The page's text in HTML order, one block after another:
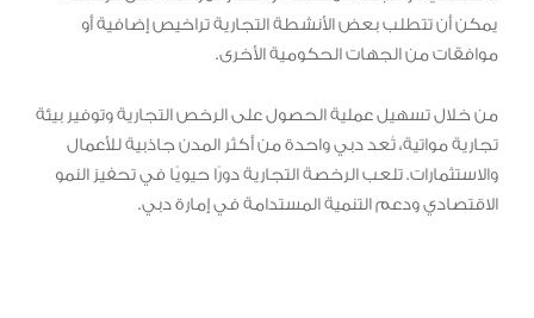
يمكن أن تتطلب بعض الأنشطة التجارية تراخيص إضافية أو
موافقات من الجهات الحكومية الأخرى.
من خلال تسهيل عملية الحصول على الرخص التجارية وتوفير بيئة
تجارية مواتية، تُعد دبي واحدة من أكثر المدن جاذبية للأعمال
والاستثمارات. تلعب الرخصة التجارية دورًا حيويًا في تحفيز النمو
الاقتصادي ودعم التنمية المستدامة في إمارة دبي.